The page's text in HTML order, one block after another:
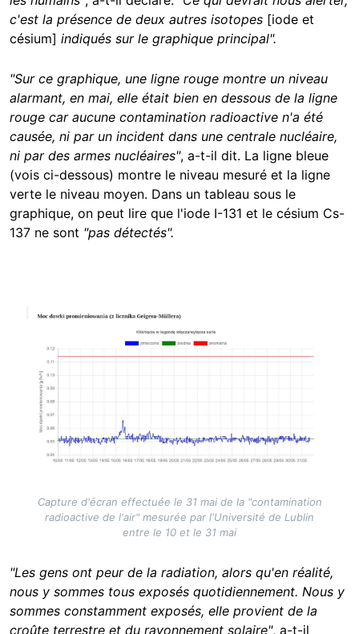
c'est la présence de deux autres isotopes [iode et
césium] indiqués sur le graphique principal".
"Sur ce graphique, une ligne rouge montre un niveau
alarmant, en mai, elle était bien en dessous de la ligne
rouge car aucune contamination radioactive n'a été
causée, ni par un incident dans une centrale nucléaire,
ni par des armes nucléaires", a-t-il dit. La ligne bleue
(vois ci-dessous) montre le niveau mesuré et la ligne
verte le niveau moyen. Dans un tableau sous le
graphique, on peut lire que l'iode I-131 et le césium Cs-
137 ne sont "pas détectés".
Image
Capture d'écran effectuée le 31 mai de la "contamination
radioactive de l'air" mesurée par l'Université de Lublin
entre le 10 et le 31 mai
"Les gens ont peur de la radiation, alors qu'en réalité,
nous y sommes tous exposés quotidiennement. Nous y
sommes constamment exposés, elle provient de la
croûte terrestre et du rayonnement solaire", a-t-il